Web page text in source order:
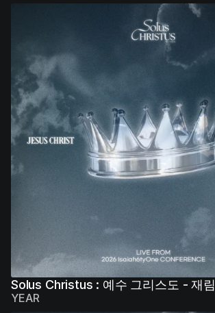
Solus Christus : 예수 그리스도 - 재림
YEAR